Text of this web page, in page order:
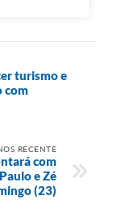
turismo e
com
RECENTE
com
e Zé
(23)